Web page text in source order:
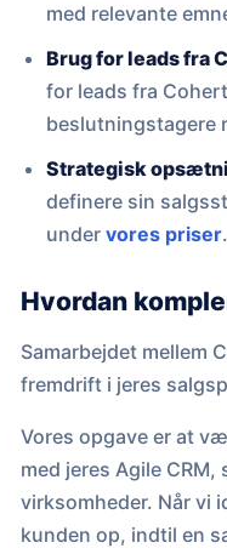
med relevante
Brug for leads fra
for leads fra
beslutningstagere
Strategisk
definere sin
undervores priser.
Hvordan
Samarbejdet mellem
fremdrift i jeres
Vores opgave er at
med jeres Agile
virksomheder. Når vi
kunden op, indtil en